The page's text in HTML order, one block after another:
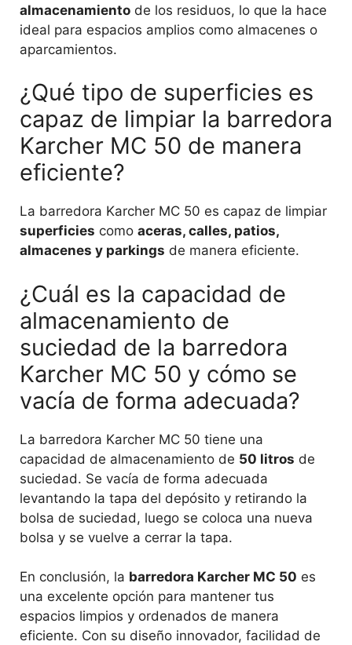
almacenamiento de los residuos, lo que la hace
ideal para espacios amplios como almacenes o
aparcamientos.
¿Qué tipo de superficies es
capaz de limpiar la barredora
Karcher MC 50 de manera
eficiente?
La barredora Karcher MC 50 es capaz de limpiar
superficies como aceras, calles, patios,
almacenes y parkings de manera eficiente.
¿Cuál es la capacidad de
almacenamiento de
suciedad de la barredora
Karcher MC 50 y cómo se
vacía de forma adecuada?
La barredora Karcher MC 50 tiene una
capacidad de almacenamiento de 50 litros de
suciedad. Se vacía de forma adecuada
levantando la tapa del depósito y retirando la
bolsa de suciedad, luego se coloca una nueva
bolsa y se vuelve a cerrar la tapa.
En conclusión, la barredora Karcher MC 50 es
una excelente opción para mantener tus
espacios limpios y ordenados de manera
eficiente. Con su diseño innovador, facilidad de